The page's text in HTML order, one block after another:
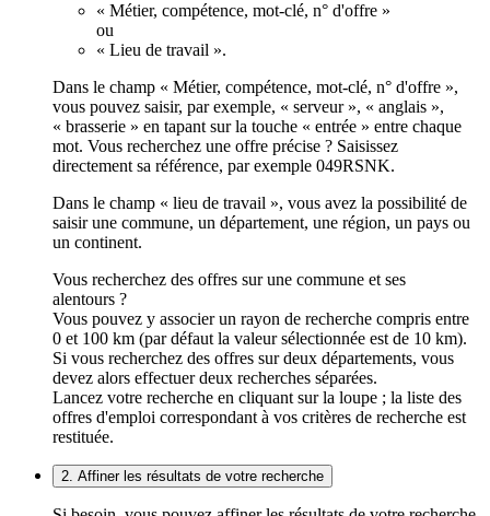
« Métier, compétence, mot-clé, n° d'offre »
ou
« Lieu de travail ».
Dans le champ « Métier, compétence, mot-clé, n° d'offre »,
vous pouvez saisir, par exemple, « serveur », « anglais »,
« brasserie » en tapant sur la touche « entrée » entre chaque
mot. Vous recherchez une offre précise ? Saisissez
directement sa référence, par exemple 049RSNK.
Dans le champ « lieu de travail », vous avez la possibilité de
saisir une commune, un département, une région, un pays ou
un continent.
Vous recherchez des offres sur une commune et ses
alentours ?
Vous pouvez y associer un rayon de recherche compris entre
0 et 100 km (par défaut la valeur sélectionnée est de 10 km).
Si vous recherchez des offres sur deux départements, vous
devez alors effectuer deux recherches séparées.
Lancez votre recherche en cliquant sur la loupe ; la liste des
offres d'emploi correspondant à vos critères de recherche est
restituée.
2. Affiner les résultats de votre recherche